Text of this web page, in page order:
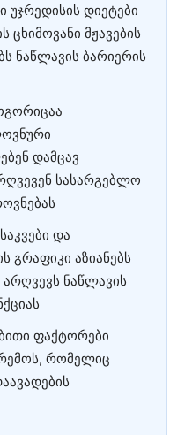
უჯრედისის დიეტები
ცხიმოვანი მჟავების
ნაწლავის ბარიერის
დამცავ
სასარგებლო
და
გრაფიკი აზიანებს
ნაწლავის
ფაქტორები
რომელიც